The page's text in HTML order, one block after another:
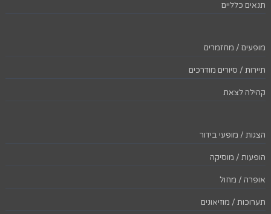
תנאים כלליים
מופעים / מחזמרים
תיירות / סיורים מודרכים
קהילה לצאת
הצגות / מופעי בידור
הופעות / מוסיקה
אופרה / מחול
תערוכות / מוזיאונים